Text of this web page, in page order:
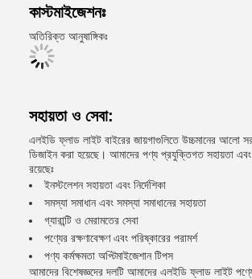
কাস্টমাইজেশনঃ
অতিরিক্ত আনুষাঙ্গিকঃ
সহায়তা ও সেবা:
এলইডি ফ্লাড লাইট বাইরের জায়গাগুলিতে উচ্চমানের আলো
ডিজাইন করা হয়েছে। আমাদের পণ্য প্রযুক্তিগত সহায়তা এবং
রয়েছেঃ
ইনস্টলেশন সহায়তা এবং নির্দেশিকা
সমস্যা সমাধান এবং সমস্যা সমাধানের সহায়তা
গ্যারান্টি ও মেরামতের সেবা
পণ্যের রক্ষণাবেক্ষণ এবং পরিষ্কারের পরামর্শ
পণ্য কর্মক্ষমতা অপ্টিমাইজেশান টিপস
আমাদের বিশেষজ্ঞদের দলটি আমাদের এলইডি ফ্লাড লাইট